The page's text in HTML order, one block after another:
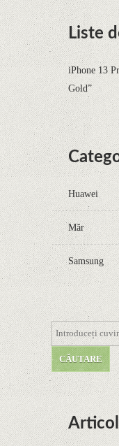
Liste
iPhone 13
Gold”
Huawei
Măr
Samsung